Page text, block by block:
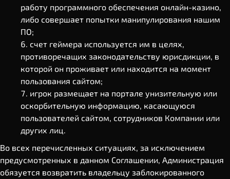
работу программного обеспечения онлайн-казино,
либо совершает попытки манипулирования нашим
ПО;
счет геймера используется им в целях,
противоречащих законодательству юрисдикции, в
которой он проживает или находится на момент
пользования сайтом;
игрок размещает на портале унизительную или
оскорбительную информацию, касающуюся
пользователей сайтом, сотрудников Компании или
других лиц.
Во всех перечисленных ситуациях, за исключением
предусмотренных в данном Соглашении, Администрация
обязуется возвратить владельцу заблокированного